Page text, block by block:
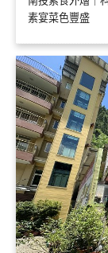
素宴菜色豐盛